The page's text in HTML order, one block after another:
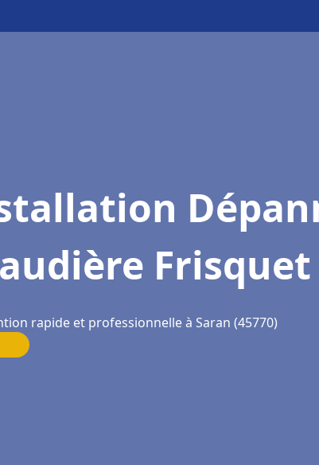
Frisquet
rapide et professionnelle à Saran (45770)